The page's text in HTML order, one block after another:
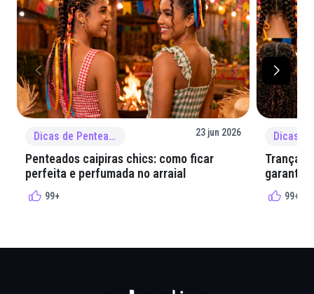
Dicas de Penteado 23 jun 2026
Penteados caipiras chics: como ficar
perfeita e perfumada no arraial
99+
Tranças
garantir
99+